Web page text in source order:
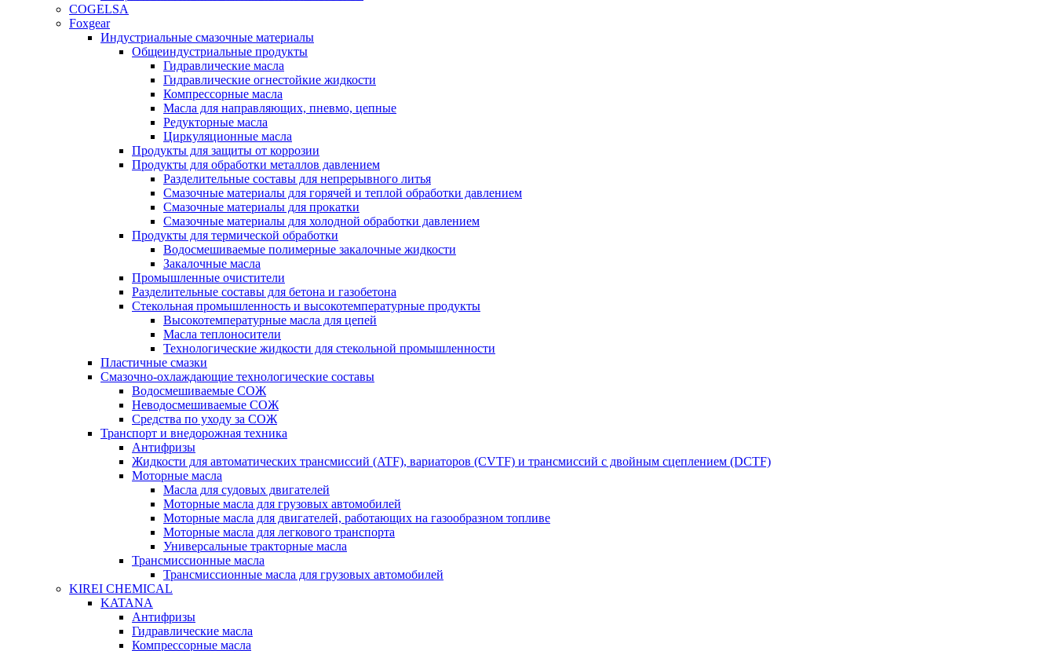
COGELSA
Foxgear
Индустриальные смазочные материалы
Общеиндустриальные продукты
Гидравлические масла
Гидравлические огнестойкие жидкости
Компрессорные масла
Масла для направляющих, пневмо, цепные
Редукторные масла
Циркуляционные масла
Продукты для защиты от коррозии
Продукты для обработки металлов давлением
Разделительные составы для непрерывного литья
Смазочные материалы для горячей и теплой обработки давлением
Смазочные материалы для прокатки
Смазочные материалы для холодной обработки давлением
Продукты для термической обработки
Водосмешиваемые полимерные закалочные жидкости
Закалочные масла
Промышленные очистители
Разделительные составы для бетона и газобетона
Стекольная промышленность и высокотемпературные продукты
Высокотемпературные масла для цепей
Масла теплоносители
Технологические жидкости для стекольной промышленности
Пластичные смазки
Смазочно-охлаждающие технологические составы
Водосмешиваемые СОЖ
Неводосмешиваемые СОЖ
Средства по уходу за СОЖ
Транспорт и внедорожная техника
Антифризы
Жидкости для автоматических трансмиссий (ATF), вариаторов (CVTF) и трансмиссий с двойным сцеплением (DCTF)
Моторные масла
Масла для судовых двигателей
Моторные масла для грузовых автомобилей
Моторные масла для двигателей, работающих на газообразном топливе
Моторные масла для легкового транспорта
Универсальные тракторные масла
Трансмиссионные масла
Трансмиссионные масла для грузовых автомобилей
KIREI CHEMICAL
KATANA
Антифризы
Гидравлические масла
Компрессорные масла